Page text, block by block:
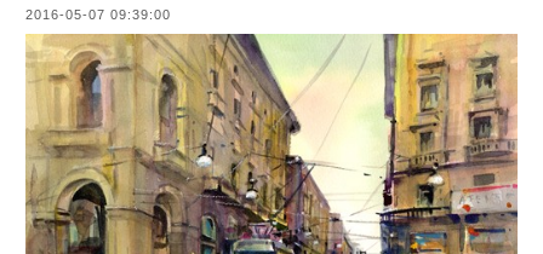
2016-05-07 09:39:00